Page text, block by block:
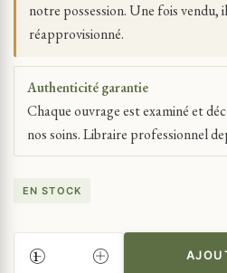
notre possession. Une fois vendu,
réapprovisionné.
Authenticité garantie
Chaque ouvrage est examiné et
nos soins. Libraire professionnel
EN STOCK
QUANTITÉ